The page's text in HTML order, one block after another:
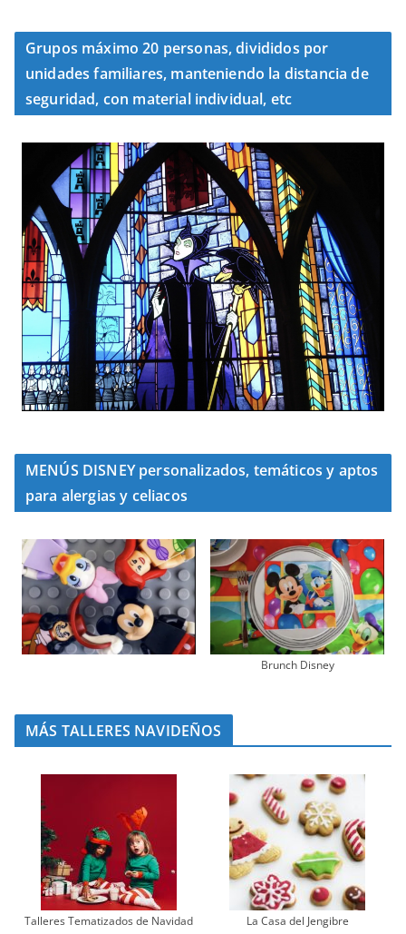
Grupos máximo 20 personas, divididos por
unidades familiares, manteniendo la distancia de
seguridad, con material individual, etc
MENÚS DISNEY personalizados, temáticos y aptos
para alergias y celiacos
Brunch Disney
MÁS TALLERES NAVIDEÑOS
Talleres Tematizados de Navidad La Casa del Jengibre